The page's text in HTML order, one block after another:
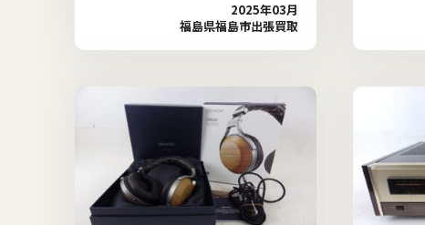
2025年03月
福島県福島市出張買取